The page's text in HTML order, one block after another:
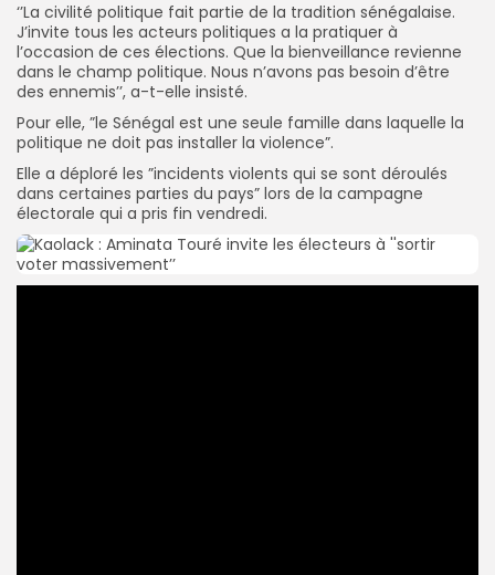
‘’La civilité politique fait partie de la tradition sénégalaise.
J’invite tous les acteurs politiques a la pratiquer à
l’occasion de ces élections. Que la bienveillance revienne
dans le champ politique. Nous n’avons pas besoin d’être
des ennemis’’, a-t-elle insisté.
Pour elle, ”le Sénégal est une seule famille dans laquelle la
politique ne doit pas installer la violence”.
Elle a déploré les ”incidents violents qui se sont déroulés
dans certaines parties du pays” lors de la campagne
électorale qui a pris fin vendredi.